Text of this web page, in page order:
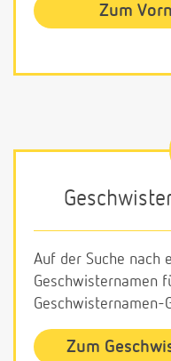
Zum
Auf der Suche nach
Geschwisternamen
Zum